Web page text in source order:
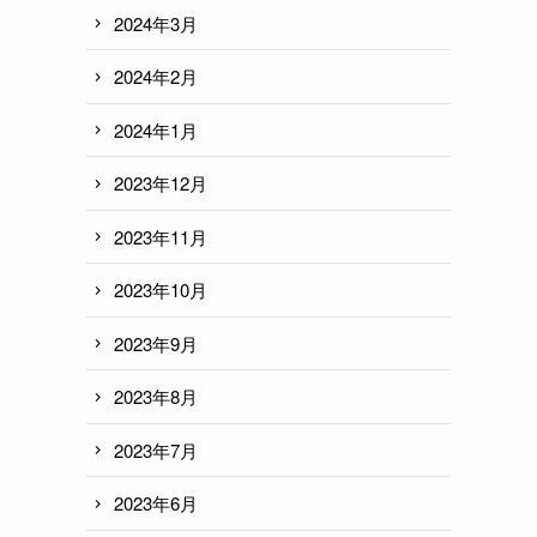
2024年3月
2024年2月
2024年1月
2023年12月
2023年11月
2023年10月
2023年9月
2023年8月
2023年7月
2023年6月